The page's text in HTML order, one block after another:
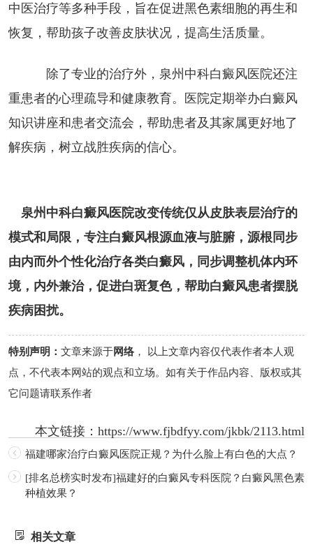
中医治疗等多种手段，旨在促进黑色素细胞的再生和
恢复，帮助孩子改善皮肤状况，提高生活质量。
除了专业的治疗外，泉州中科白癜风医院还注
重患者的心理疏导和健康教育。医院定期举办白癜风
知识讲座和患者交流会，帮助患者及其家属更好地了
解疾病，树立战胜疾病的信心。
泉州中科白癜风医院改变传统仅从皮肤表层治疗的
模式和局限，专注白癜风根源血液与脏腑，源根同步
由内而外个性化治疗各类白癜风，同步调整机体内环
境，内外兼治，促进白斑复色，帮助白癜风患者摆脱
疾病困扰。
特别声明： 文章来源于网络， 以上文章内容仅代表作者本人观
点，不代表本网站的观点和立场。如有关于作品内容、版权或其
它问题请联系作者
本文链接：https://www.fjbdfyy.com/jkbk/2113.html
福建哪家治疗白癜风医院正规？为什么脸上有白色的大点？
[排名总榜实时发布]福建好的白癜风专科医院？白癜风黑色素
种植效果？
相关文章